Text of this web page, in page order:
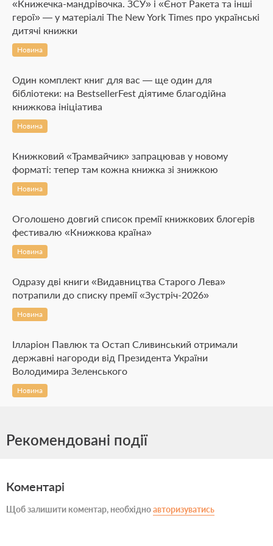
«Книжечка-мандрівочка. ЗСУ» і «Єнот Ракета та інші
герої» — у матеріалі The New York Times про українські
дитячі книжки
Новина
Один комплект книг для вас — ще один для
бібліотеки: на BestsellerFest діятиме благодійна
книжкова ініціатива
Новина
Книжковий «Трамвайчик» запрацював у новому
форматі: тепер там кожна книжка зі знижкою
Новина
Оголошено довгий список премії книжкових блогерів
фестивалю «Книжкова країна»
Новина
Одразу дві книги «Видавництва Старого Лева»
потрапили до списку премії «Зустріч-2026»
Новина
Ілларіон Павлюк та Остап Сливинський отримали
державні нагороди від Президента України
Володимира Зеленського
Новина
Рекомендовані події
Коментарі
Щоб залишити коментар, необхідноавторизуватись